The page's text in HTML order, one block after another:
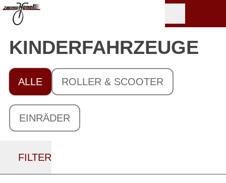
KINDER­FAHRZEUGE
ALLE ROLLER & SCOOTER
EINRÄDER
FILTER